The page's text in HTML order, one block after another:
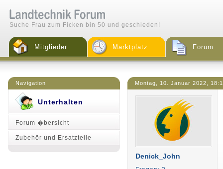
Suche Frau zum Ficken bin 50 und geschieden!
Mitglieder Marktplatz Forum
Navigation
Unterhalten
Forum �bersicht
Zubehör und Ersatzteile
Montag, 10. Januar 2022,
Denick_John